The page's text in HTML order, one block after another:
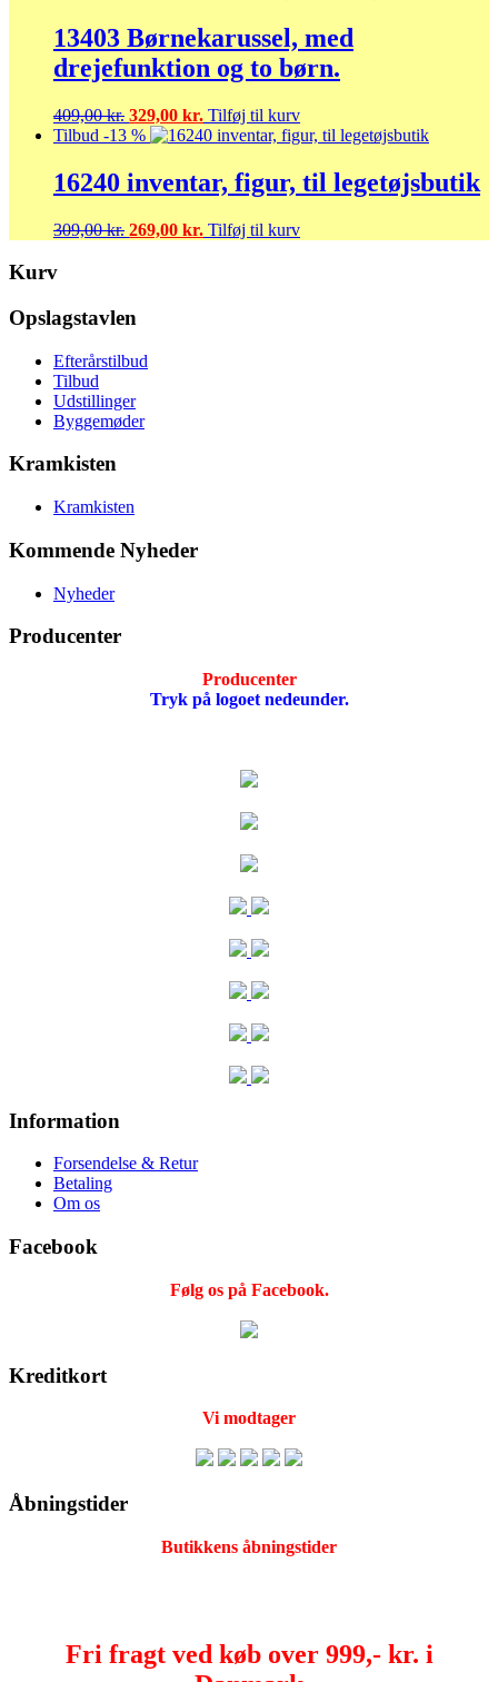
309,00 kr..269,00 kr..
13403 Børnekarussel, med
drejefunktion og to børn.
409,00kr. Den
oprindelige
var:
409,00 kr..
329,00 kr. Den
aktuelle
329,00 kr..
Tilføj til kurv
Tilbud -13 %
16240 inventar, figur, til legetøjsbutik
309,00kr. Den
269,00 kr. Den
Tilføj til kurv
Kurv
Opslagstavlen
Efterårstilbud
Tilbud
Udstillinger
Byggemøder
Kramkisten
Kramkisten
Kommende Nyheder
Nyheder
Producenter
Producenter
Tryk på logoet nedeunder.
Information
Forsendelse & Retur
Betaling
Om os
Facebook
Følg os på Facebook.
Kreditkort
Vi modtager
Åbningstider
Butikkens åbningstider
Fri fragt ved køb over 999,- kr. i